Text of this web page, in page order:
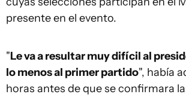
presente en el evento.
"Le va a resultar muy difícil al
lo menos al primer partido", había
horas antes de que se confirmara